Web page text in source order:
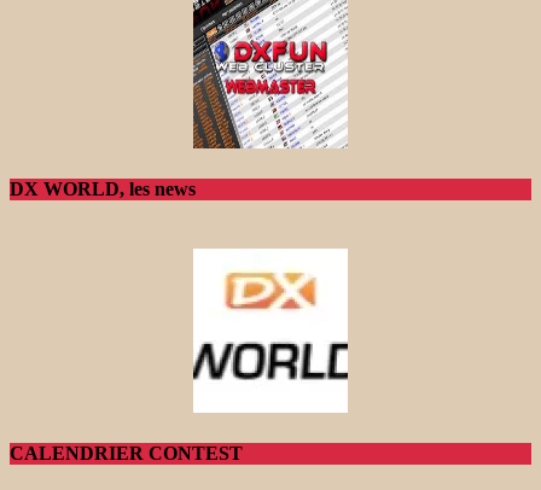
DX WORLD, les news
CALENDRIER CONTEST